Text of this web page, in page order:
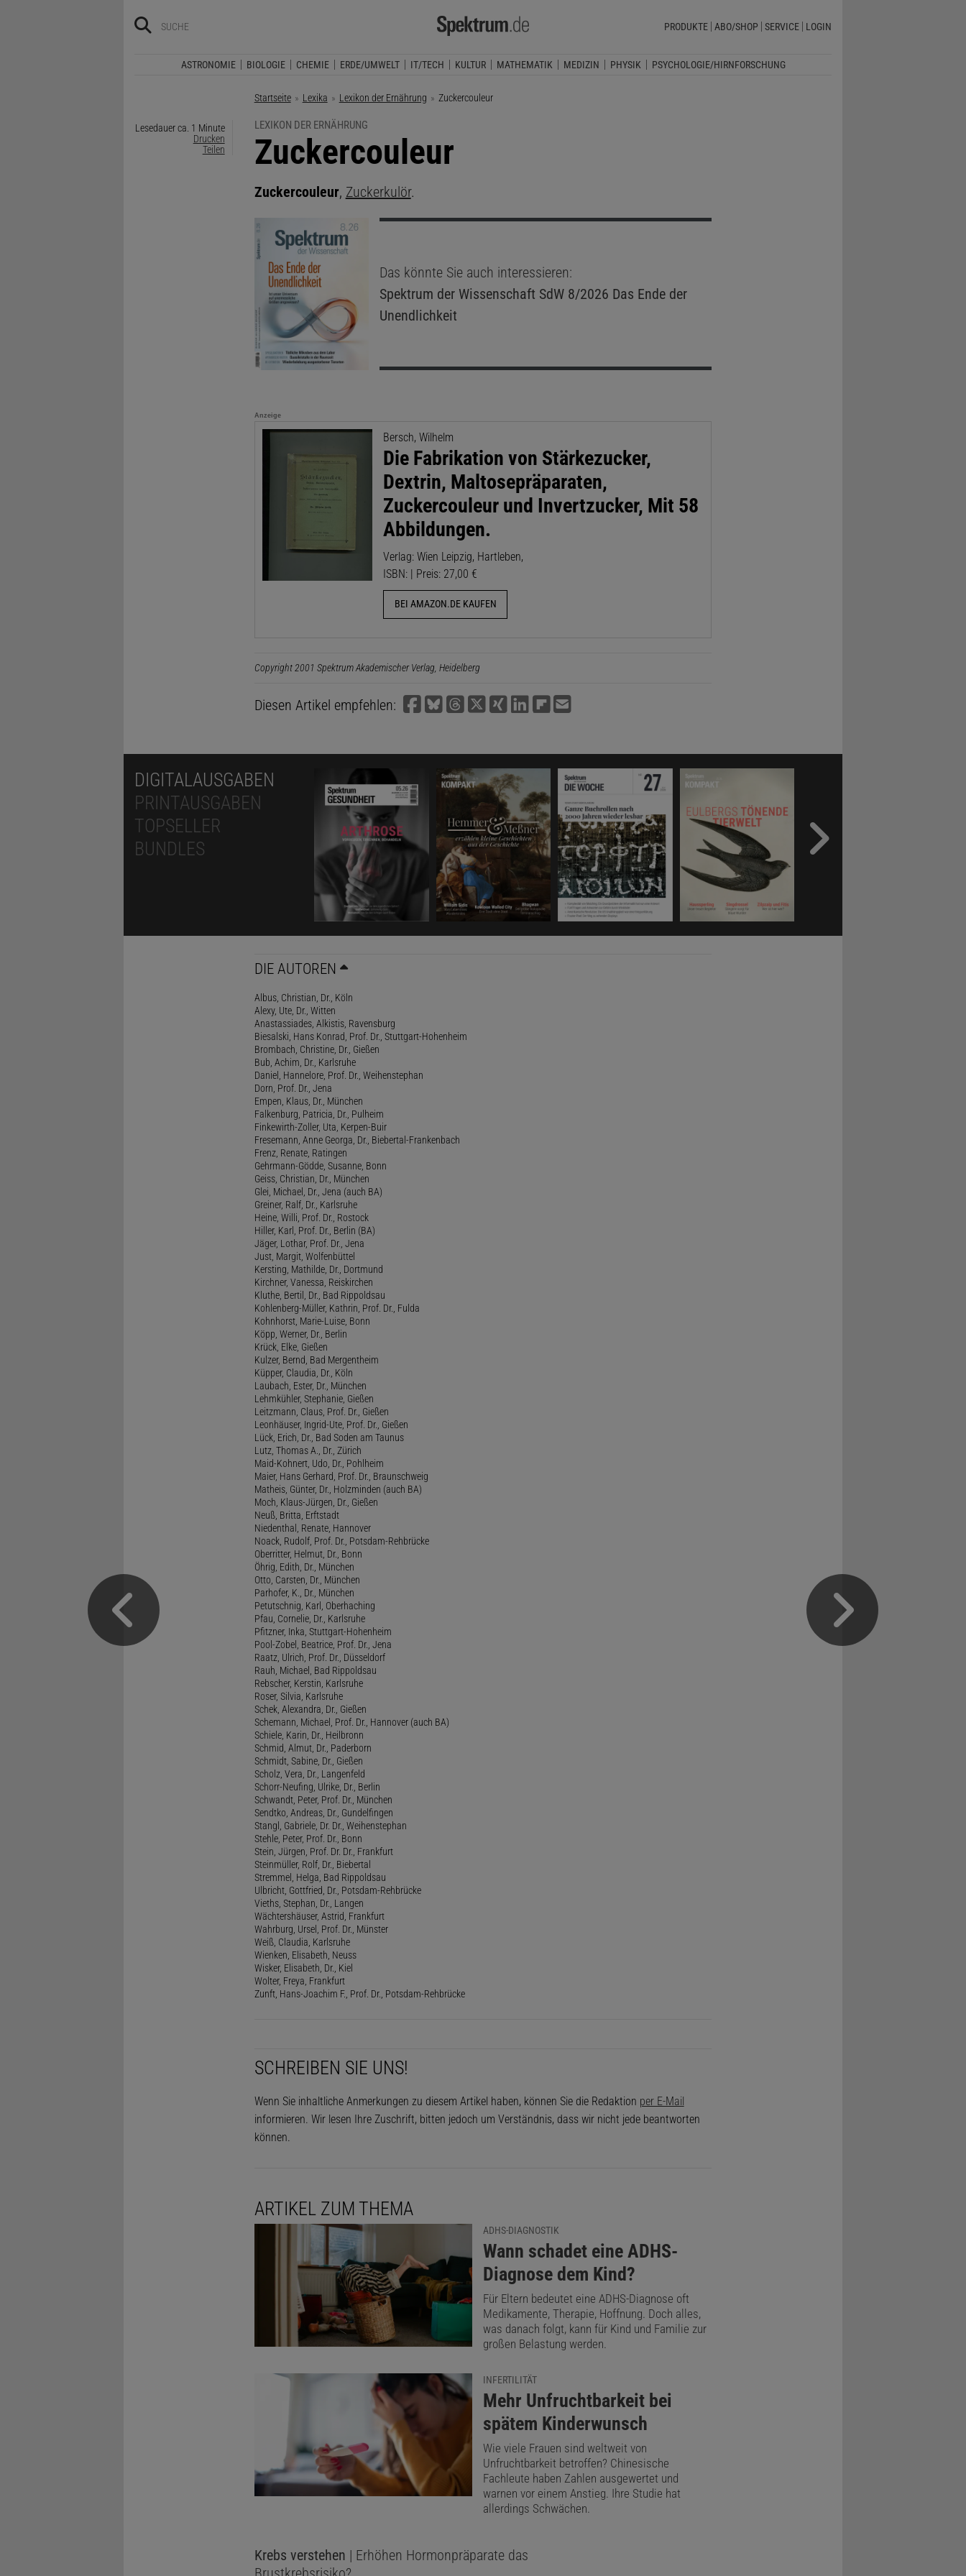
PRODUKTE ABO/SHOP SERVICE LOGIN
ASTRONOMIE BIOLOGIE CHEMIE ERDE/UMWELT IT/TECH KULTUR MATHEMATIK MEDIZIN PHYSIK PSYCHOLOGIE/HIRNFORSCHUNG
Startseite Lexika Lexikon der Ernährung Aktuelle Seite:
Zuckercouleur
Lesedauer ca. 1 Minute
Drucken
Teilen
LEXIKON DER ERNÄHRUNG
:
Zuckercouleur
Zuckercouleur, Zuckerkulör.
Das könnte Sie auch interessieren:
Spektrum der Wissenschaft SdW 8/2026 Das Ende der
Unendlichkeit
Anzeige
Bersch, Wilhelm
Die Fabrikation von Stärkezucker,
Dextrin, Maltosepräparaten,
Zuckercouleur und Invertzucker, Mit 58
Abbildungen.
Verlag: Wien Leipzig, Hartleben,
ISBN: | Preis: 27,00 €
BEI AMAZON.DE KAUFEN
Copyright 2001 Spektrum Akademischer Verlag, Heidelberg
Diesen Artikel empfehlen:
DIGITALAUSGABEN
PRINTAUSGABEN
TOPSELLER
BUNDLES
DIE AUTOREN
Albus, Christian, Dr., Köln
Alexy, Ute, Dr., Witten
Anastassiades, Alkistis, Ravensburg
Biesalski, Hans Konrad, Prof. Dr., Stuttgart-Hohenheim
Brombach, Christine, Dr., Gießen
Bub, Achim, Dr., Karlsruhe
Daniel, Hannelore, Prof. Dr., Weihenstephan
Dorn, Prof. Dr., Jena
Empen, Klaus, Dr., München
Falkenburg, Patricia, Dr., Pulheim
Finkewirth-Zoller, Uta, Kerpen-Buir
Fresemann, Anne Georga, Dr., Biebertal-Frankenbach
Frenz, Renate, Ratingen
Gehrmann-Gödde, Susanne, Bonn
Geiss, Christian, Dr., München
Glei, Michael, Dr., Jena (auch BA)
Greiner, Ralf, Dr., Karlsruhe
Heine, Willi, Prof. Dr., Rostock
Hiller, Karl, Prof. Dr., Berlin (BA)
Jäger, Lothar, Prof. Dr., Jena
Just, Margit, Wolfenbüttel
Kersting, Mathilde, Dr., Dortmund
Kirchner, Vanessa, Reiskirchen
Kluthe, Bertil, Dr., Bad Rippoldsau
Kohlenberg-Müller, Kathrin, Prof. Dr., Fulda
Kohnhorst, Marie-Luise, Bonn
Köpp, Werner, Dr., Berlin
Krück, Elke, Gießen
Kulzer, Bernd, Bad Mergentheim
Küpper, Claudia, Dr., Köln
Laubach, Ester, Dr., München
Lehmkühler, Stephanie, Gießen
Leitzmann, Claus, Prof. Dr., Gießen
Leonhäuser, Ingrid-Ute, Prof. Dr., Gießen
Lück, Erich, Dr., Bad Soden am Taunus
Lutz, Thomas A., Dr., Zürich
Maid-Kohnert, Udo, Dr., Pohlheim
Maier, Hans Gerhard, Prof. Dr., Braunschweig
Matheis, Günter, Dr., Holzminden (auch BA)
Moch, Klaus-Jürgen, Dr., Gießen
Neuß, Britta, Erftstadt
Niedenthal, Renate, Hannover
Noack, Rudolf, Prof. Dr., Potsdam-Rehbrücke
Oberritter, Helmut, Dr., Bonn
Öhrig, Edith, Dr., München
Otto, Carsten, Dr., München
Parhofer, K., Dr., München
Petutschnig, Karl, Oberhaching
Pfau, Cornelie, Dr., Karlsruhe
Pfitzner, Inka, Stuttgart-Hohenheim
Pool-Zobel, Beatrice, Prof. Dr., Jena
Raatz, Ulrich, Prof. Dr., Düsseldorf
Rauh, Michael, Bad Rippoldsau
Rebscher, Kerstin, Karlsruhe
Roser, Silvia, Karlsruhe
Schek, Alexandra, Dr., Gießen
Schemann, Michael, Prof. Dr., Hannover (auch BA)
Schiele, Karin, Dr., Heilbronn
Schmid, Almut, Dr., Paderborn
Schmidt, Sabine, Dr., Gießen
Scholz, Vera, Dr., Langenfeld
Schorr-Neufing, Ulrike, Dr., Berlin
Schwandt, Peter, Prof. Dr., München
Sendtko, Andreas, Dr., Gundelfingen
Stangl, Gabriele, Dr. Dr., Weihenstephan
Stehle, Peter, Prof. Dr., Bonn
Stein, Jürgen, Prof. Dr. Dr., Frankfurt
Steinmüller, Rolf, Dr., Biebertal
Stremmel, Helga, Bad Rippoldsau
Ulbricht, Gottfried, Dr., Potsdam-Rehbrücke
Vieths, Stephan, Dr., Langen
Wächtershäuser, Astrid, Frankfurt
Wahrburg, Ursel, Prof. Dr., Münster
Weiß, Claudia, Karlsruhe
Wienken, Elisabeth, Neuss
Wisker, Elisabeth, Dr., Kiel
Wolter, Freya, Frankfurt
Zunft, Hans-Joachim F., Prof. Dr., Potsdam-Rehbrücke
SCHREIBEN SIE UNS!
Wenn Sie inhaltliche Anmerkungen zu diesem Artikel haben, können Sie die Redaktion per E-Mail
informieren. Wir lesen Ihre Zuschrift, bitten jedoch um Verständnis, dass wir nicht jede beantworten
können.
ARTIKEL ZUM THEMA
ADHS-DIAGNOSTIK
:
Wann schadet eine ADHS-
Diagnose dem Kind?
Für Eltern bedeutet eine ADHS-Diagnose oft
Medikamente, Therapie, Hoffnung. Doch alles,
was danach folgt, kann für Kind und Familie zur
großen Belastung werden.
INFERTILITÄT
:
Mehr Unfruchtbarkeit bei
spätem Kinderwunsch
Wie viele Frauen sind weltweit von
Unfruchtbarkeit betroffen? Chinesische
Fachleute haben Zahlen ausgewertet und
warnen vor einem Anstieg. Ihre Studie hat
allerdings Schwächen.
Krebs verstehen | Erhöhen Hormonpräparate das